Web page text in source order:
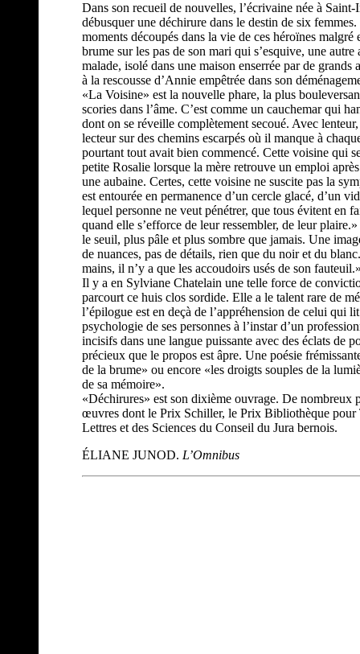
Dans son recueil de nouvelles, l’écrivaine née à Saint-
débusquer une déchirure dans le destin de six
moments découpés dans la vie de ces héroïnes malgré
brume sur les pas de son mari qui s’esquive, une
malade, isolé dans une maison enserrée par de grands
à la rescousse d’Annie empêtrée dans son
«La Voisine» est la nouvelle phare, la plus
scories dans l’âme. C’est comme un cauchemar qui
dont on se réveille complètement secoué. Avec
lecteur sur des chemins escarpés où il manque à
pourtant tout avait bien commencé. Cette voisine qui
petite Rosalie lorsque la mère retrouve un emploi
une aubaine. Certes, cette voisine ne suscite pas la
est entourée en permanence d’un cercle glacé, d’un
lequel personne ne veut pénétrer, que tous évitent en
quand elle s’efforce de leur ressembler, de leur
le seuil, plus pâle et plus sombre que jamais. Une
de nuances, pas de détails, rien que du noir et du
mains, il n’y a que les accoudoirs usés de son
Il y a en Sylviane Chatelain une telle force de
parcourt ce huis clos sordide. Elle a le talent rare de
l’épilogue est en deçà de l’appréhension de celui qui
psychologie de ses personnes à l’instar d’un
incisifs dans une langue puissante avec des éclats de
précieux que le propos est âpre. Une poésie
de la brume» ou encore «les droigts souples de la
de sa mémoire».
«Déchirures» est son dixième ouvrage. De nombreux
œuvres dont le Prix Schiller, le Prix Bibliothèque pour
Lettres et des Sciences du Conseil du Jura bernois.
ÉLIANE JUNOD. L’Omnibus